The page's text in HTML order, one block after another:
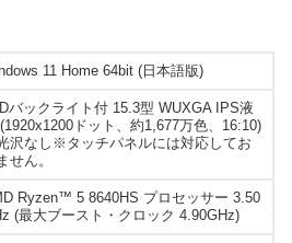
11 Home 64bit (日本語版)
バックライト付 15.3型 WUXGA IPS液
ドット、約1,677万色、16:10)
沢なし※タッチパネルには対応してお
せん。
Ryzen™ 5 8640HS プロセッサー 3.50
(最大ブースト・クロック 4.90GHz)